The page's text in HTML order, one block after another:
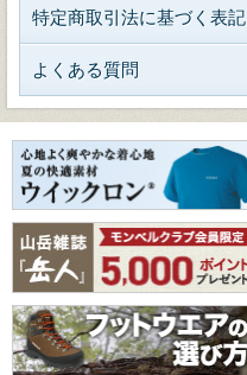
特定商取引法に基づく表記
よくある質問